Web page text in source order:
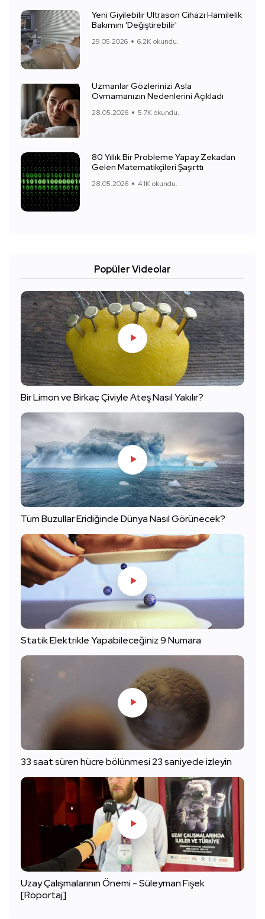
Yeni Giyilebilir Ultrason Cihazı Hamilelik
Bakımını 'Değiştirebilir'
29.05.2026 6.2K okundu.
Uzmanlar Gözlerinizi Asla
Ovmamanızın Nedenlerini Açıkladı
28.05.2026 5.7K okundu.
80 Yıllık Bir Probleme Yapay Zekadan
Gelen Matematikçileri Şaşırttı
28.05.2026 4.1K okundu.
Popüler Videolar
Bir Limon ve Birkaç Çiviyle Ateş Nasıl Yakılır?
Tüm Buzullar Eridiğinde Dünya Nasıl Görünecek?
Statik Elektrikle Yapabileceğiniz 9 Numara
33 saat süren hücre bölünmesi 23 saniyede izleyin
Uzay Çalışmalarının Önemi - Süleyman Fişek
[Röportaj]